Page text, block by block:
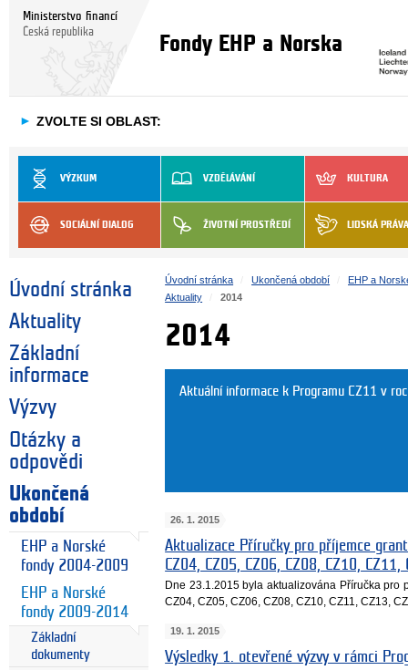
Ministerstvo financí
Česká republika
Fondy EHP a Norska
► ZVOLTE SI OBLAST:
VÝZKUM VZDĚLÁVÁNÍ KULTURA
SOCIÁLNÍ DIALOG ŽIVOTNÍ PROSTŘEDÍ LIDSKÁ PRÁVA
Úvodní stránka
Aktuality
Základní
informace
Výzvy
Otázky a
odpovědi
Ukončená
období
EHP a Norské
fondy 2004-2009
EHP a Norské
fondy 2009-2014
Základní
dokumenty
Úvodní stránka Ukončená období
EHP a
Aktuality
2014
2014
Aktuální informace k Programu CZ11 v
26. 1. 2015
Aktualizace Příručky pro příjemce
CZ04, CZ05, CZ06, CZ08, CZ10, CZ11,
Dne 23.1.2015 byla aktualizována Příručka pro
CZ04, CZ05, CZ06, CZ08, CZ10, CZ11, CZ13,
19. 1. 2015
Výsledky 1. otevřené výzvy v rámci